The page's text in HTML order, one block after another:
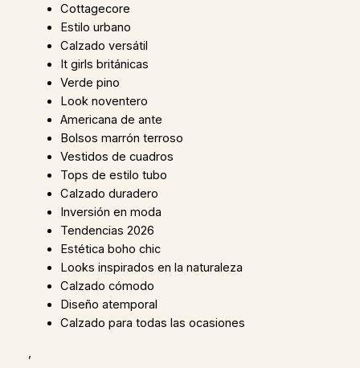
Cottagecore
Estilo urbano
Calzado versátil
It girls británicas
Verde pino
Look noventero
Americana de ante
Bolsos marrón terroso
Vestidos de cuadros
Tops de estilo tubo
Calzado duradero
Inversión en moda
Tendencias 2026
Estética boho chic
Looks inspirados en la naturaleza
Calzado cómodo
Diseño atemporal
Calzado para todas las ocasiones
,